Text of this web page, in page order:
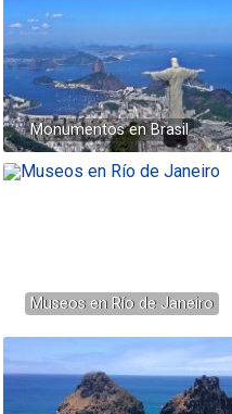
Monumentos en Brasil
Museos en Río de Janeiro